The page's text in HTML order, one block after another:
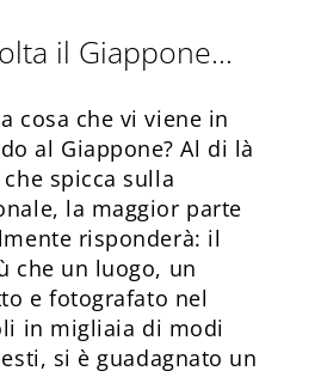
il Giappone…
cosa che vi viene in
al Giappone? Al di là
spicca sulla
la maggior parte
risponderà: il
che un luogo, un
e fotografato nel
in migliaia di modi
si è guadagnato un